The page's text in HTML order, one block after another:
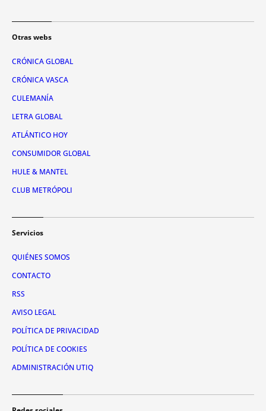
Otras webs
CRÓNICA GLOBAL
CRÓNICA VASCA
CULEMANÍA
LETRA GLOBAL
ATLÁNTICO HOY
CONSUMIDOR GLOBAL
HULE & MANTEL
CLUB METRÓPOLI
Servicios
QUIÉNES SOMOS
CONTACTO
RSS
AVISO LEGAL
POLÍTICA DE PRIVACIDAD
POLÍTICA DE COOKIES
ADMINISTRACIÓN UTIQ